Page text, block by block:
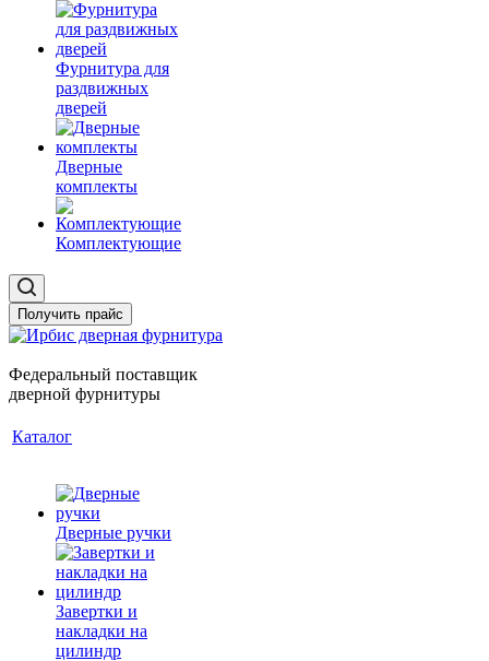
Фурнитура для
раздвижных
дверей
Дверные
комплекты
Комплектующие
Получить прайс
Федеральный поставщик
дверной фурнитуры
Каталог
Дверные ручки
Завертки и
накладки на
цилиндр